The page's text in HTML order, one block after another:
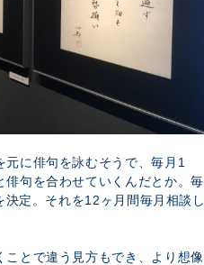
に俳句を詠むそうで、毎月1
句を合わせていくんだとか。毎
定。それを12ヶ月間毎月相談
とで違う見方もでき、より想像